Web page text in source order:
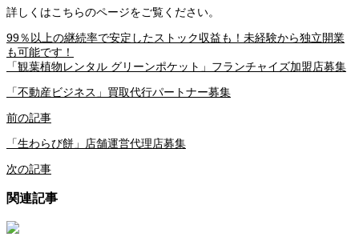
詳しくはこちらのページをご覧ください。
99％以上の継続率で安定したストック収益も！未経験から独立開業
も可能です！
「観葉植物レンタル グリーンポケット」フランチャイズ加盟店募集
「不動産ビジネス」買取代行パートナー募集
前の記事
「生わらび餅」店舗運営代理店募集
次の記事
関連記事